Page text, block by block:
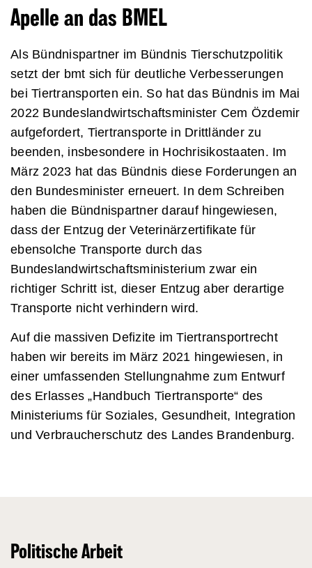
Apelle an das BMEL
Als Bündnispartner im Bündnis Tierschutzpolitik
setzt der bmt sich für deutliche Verbesserungen
bei Tiertransporten ein. So hat das Bündnis im Mai
2022 Bundeslandwirtschaftsminister Cem Özdemir
aufgefordert, Tiertransporte in Drittländer zu
beenden, insbesondere in Hochrisikostaaten. Im
März 2023 hat das Bündnis diese Forderungen an
den Bundesminister erneuert. In dem Schreiben
haben die Bündnispartner darauf hingewiesen,
dass der Entzug der Veterinärzertifikate für
ebensolche Transporte durch das
Bundeslandwirtschaftsministerium zwar ein
richtiger Schritt ist, dieser Entzug aber derartige
Transporte nicht verhindern wird.
Auf die massiven Defizite im Tiertransportrecht
haben wir bereits im März 2021 hingewiesen, in
einer umfassenden Stellungnahme zum Entwurf
des Erlasses „Handbuch Tiertransporte“ des
Ministeriums für Soziales, Gesundheit, Integration
und Verbraucherschutz des Landes Brandenburg.
Politische Arbeit